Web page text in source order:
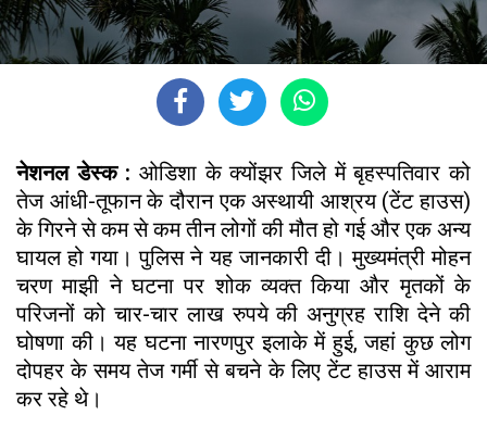
नेशनल डेस्क : ओडिशा के क्योंझर जिले में बृहस्पतिवार को
तेज आंधी-तूफान के दौरान एक अस्थायी आश्रय (टेंट हाउस)
के गिरने से कम से कम तीन लोगों की मौत हो गई और एक अन्य
घायल हो गया। पुलिस ने यह जानकारी दी। मुख्यमंत्री मोहन
चरण माझी ने घटना पर शोक व्यक्त किया और मृतकों के
परिजनों को चार-चार लाख रुपये की अनुग्रह राशि देने की
घोषणा की। यह घटना नारणपुर इलाके में हुई, जहां कुछ लोग
दोपहर के समय तेज गर्मी से बचने के लिए टेंट हाउस में आराम
कर रहे थे।